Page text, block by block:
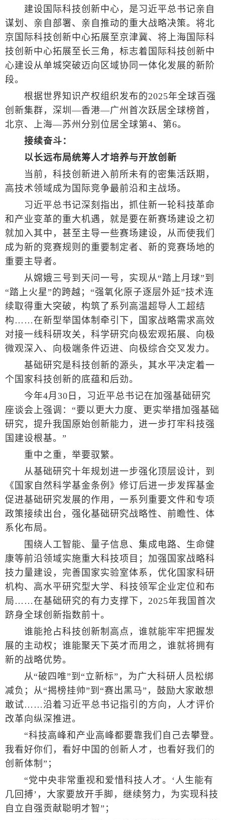
建设国际科技创新中心，是习近平总书记亲自
谋划、亲自部署、亲自推动的重大战略决策。将北
京国际科技创新中心拓展至京津冀、将上海国际科
技创新中心拓展至长三角，标志着国际科技创新中
心建设从单城突破迈向区域协同一体化发展的新阶
段。
根据世界知识产权组织发布的2025年全球百强
创新集群，深圳—香港—广州首次跃居全球榜首，
北京、上海—苏州分别位居全球第4、第6。
接续奋斗：
以长远布局统筹人才培养与开放创新
当前，科技创新进入前所未有的密集活跃期，
高技术领域成为国际竞争最前沿和主战场。
习近平总书记深刻指出，抓住新一轮科技革命
和产业变革的重大机遇，就是要在新赛场建设之初
就加入其中，甚至主导一些赛场建设，从而使我们
成为新的竞赛规则的重要制定者、新的竞赛场地的
重要主导者。
从嫦娥三号到天问一号，实现从“踏上月球”到
“踏上火星”的跨越；“强氧化原子逐层外延”技术连
续取得重大突破，构筑了系列高温超导人工超结
构……在新型举国体制牵引下，国家战略需求高效
对接一线科研攻关，科学研究向极宏观拓展、向极
微观深入、向极端条件迈进、向极综合交叉发力。
基础研究是科技创新的源头，其水平决定着一
个国家科技创新的底蕴和后劲。
今年4月30日，习近平总书记在加强基础研究
座谈会上强调：“要以更大力度、更实举措加强基础
研究，提升我国原始创新能力，进一步打牢科技强
国建设根基。”
重中之重，举要驭繁。
从基础研究十年规划进一步强化顶层设计，到
《国家自然科学基金条例》修订后进一步发挥基金
促进基础研究发展的作用，一系列重要文件和专项
政策接续出台，强化基础研究战略性、前瞻性、体
系化布局。
围绕人工智能、量子信息、集成电路、生命健
康等前沿领域实施重大科技项目；加强国家战略科
技力量建设，完善国家实验室体系，优化国家科研
机构、高水平研究型大学、科技领军企业定位和布
局……在基础研究的有力支撑下，2025年我国首次
跻身全球创新指数前十。
谁能抢占科技创新制高点，谁就能牢牢把握发
展的主动权；谁能聚天下英才而用之，谁就将拥有
新的战略优势。
从“破四唯”到“立新标”，为广大科研人员松绑
减负；从“揭榜挂帅”到“赛出黑马”，鼓励大家敢想
敢试……沿着习近平总书记指引的方向，人才评价
改革向纵深推进。
“科技高峰和产业高峰都要靠我们自己去攀登。
我看好你们，看好中国的创新人才，也看好我们的
创新体制”；
“党中央非常重视和爱惜科技人才。‘人生能有
几回搏’，大家要放开手脚，继续努力，为实现科技
自立自强贡献聪明才智”；